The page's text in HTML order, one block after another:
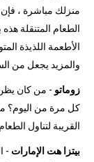
منزلك مباشرة ،
الطعام المتنقلة
الأطعمة اللذيذة
والمزيد يجعل من
زوماتو - من كان
كل مرة من اليوم؟
القريبة لتناول
بيتزا هت الإمارات -